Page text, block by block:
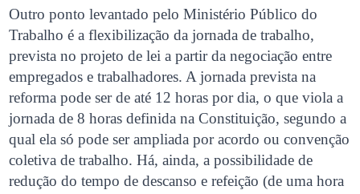
Outro ponto levantado pelo Ministério Público do
Trabalho é a flexibilização da jornada de trabalho,
prevista no projeto de lei a partir da negociação entre
empregados e trabalhadores. A jornada prevista na
reforma pode ser de até 12 horas por dia, o que viola a
jornada de 8 horas definida na Constituição, segundo a
qual ela só pode ser ampliada por acordo ou convenção
coletiva de trabalho. Há, ainda, a possibilidade de
redução do tempo de descanso e refeição (de uma hora